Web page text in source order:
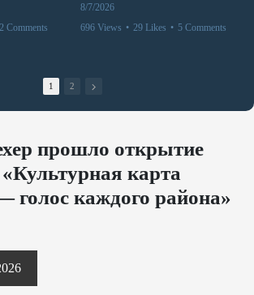
2 Comments
8/7/2026
696 Views • 29 Likes • 5 Comments
1 2
прошло открытие
карта
голос каждого района»